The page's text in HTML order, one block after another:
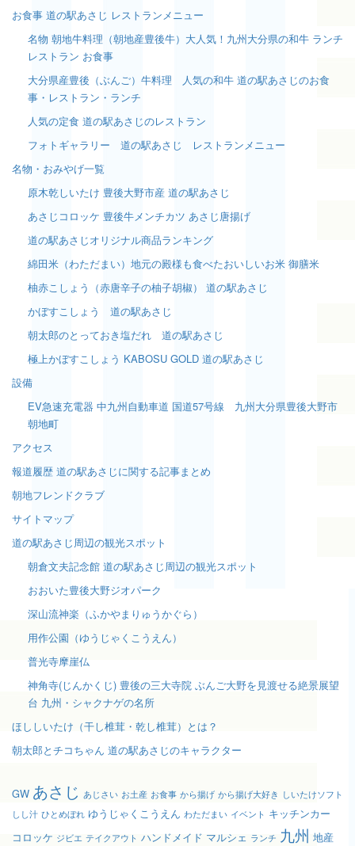
お食事 道の駅あさじ レストランメニュー
名物 朝地牛料理（朝地産豊後牛）大人気！九州大分県の和牛 ランチ
レストラン お食事
大分県産豊後（ぶんご）牛料理 人気の和牛 道の駅あさじのお食
事・レストラン・ランチ
人気の定食 道の駅あさじのレストラン
フォトギャラリー 道の駅あさじ レストランメニュー
名物・おみやげ一覧
原木乾しいたけ 豊後大野市産 道の駅あさじ
あさじコロッケ 豊後牛メンチカツ あさじ唐揚げ
道の駅あさじオリジナル商品ランキング
綿田米（わただまい）地元の殿様も食べたおいしいお米 御膳米
柚赤こしょう（赤唐辛子の柚子胡椒） 道の駅あさじ
かぼすこしょう 道の駅あさじ
朝太郎のとっておき塩だれ 道の駅あさじ
極上かぼすこしょう KABOSU GOLD 道の駅あさじ
設備
EV急速充電器 中九州自動車道 国道57号線 九州大分県豊後大野市
朝地町
アクセス
報道履歴 道の駅あさじに関する記事まとめ
朝地フレンドクラブ
サイトマップ
道の駅あさじ周辺の観光スポット
朝倉文夫記念館 道の駅あさじ周辺の観光スポット
おおいた豊後大野ジオパーク
深山流神楽（ふかやまりゅうかぐら）
用作公園（ゆうじゃくこうえん）
普光寺摩崖仏
神角寺(じんかくじ) 豊後の三大寺院 ぶんご大野を見渡せる絶景展望
台 九州・シャクナゲの名所
ほししいたけ（干し椎茸・乾し椎茸）とは？
朝太郎とチコちゃん 道の駅あさじのキャラクター
GW あさじ あじさい お土産 お食事 から揚げ から揚げ大好き しいたけソフト
しし汁 ひとめぼれ ゆうじゃくこうえん わただまい イベント キッチンカー
コロッケ ジビエ テイクアウト ハンドメイド マルシェ ランチ 九州 地産